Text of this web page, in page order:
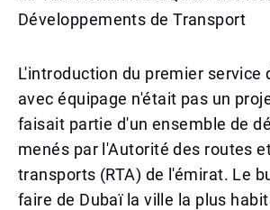
Développements de Transport
L'introduction du premier service
avec équipage n'était pas un
faisait partie d'un ensemble de
menés par l'Autorité des routes
transports (RTA) de l'émirat. Le
faire de Dubaï la ville la plus